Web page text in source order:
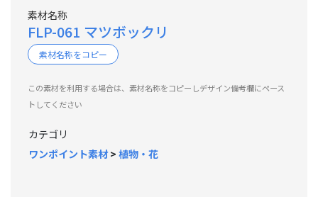
素材名称
FLP-061 マツボックリ
素材名称をコピー
この素材を利用する場合は、素材名称をコピーしデザイン備考欄にペース
トしてください
カテゴリ
ワンポイント素材> 植物・花